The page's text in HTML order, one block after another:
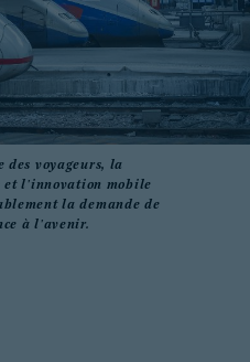
des voyageurs, la
et l'innovation mobile
la demande de
à l'avenir.